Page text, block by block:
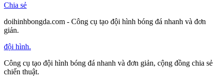
Chia sẻ
doihinhbongda.com - Công cụ tạo đội hình bóng đá nhanh và đơn
giản.
đội hình.
Công cụ tạo đội hình bóng đá nhanh và đơn giản, cộng đồng chia sẻ
chiến thuật.